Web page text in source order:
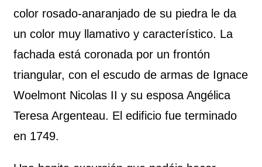
color rosado-anaranjado de su piedra le da
un color muy llamativo y característico. La
fachada está coronada por un frontón
triangular, con el escudo de armas de Ignace
Woelmont Nicolas II y su esposa Angélica
Teresa Argenteau. El edificio fue terminado
en 1749.